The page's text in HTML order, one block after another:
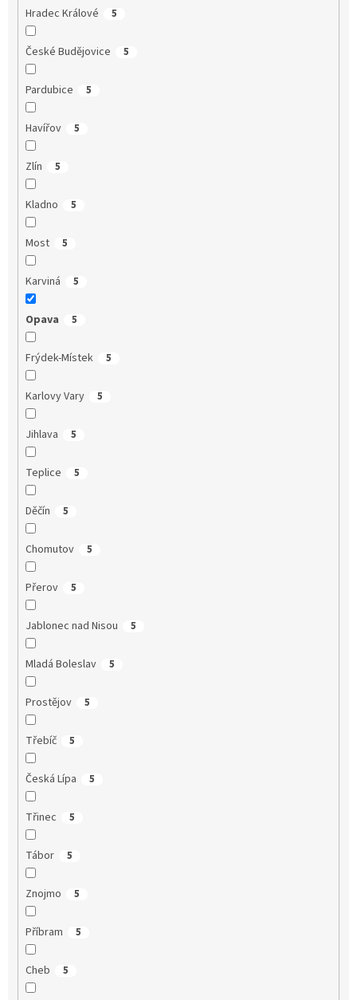
Hradec Králové 5
České Budějovice 5
Pardubice 5
Havířov 5
Zlín 5
Kladno 5
Most 5
Karviná 5
Opava 5
Frýdek-Místek 5
Karlovy Vary 5
Jihlava 5
Teplice 5
Děčín 5
Chomutov 5
Přerov 5
Jablonec nad Nisou 5
Mladá Boleslav 5
Prostějov 5
Třebíč 5
Česká Lípa 5
Třinec 5
Tábor 5
Znojmo 5
Příbram 5
Cheb 5